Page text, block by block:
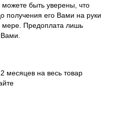
быть уверены, что
получения его Вами на руки
Предоплата лишь
Вами.
месяцев на весь товар